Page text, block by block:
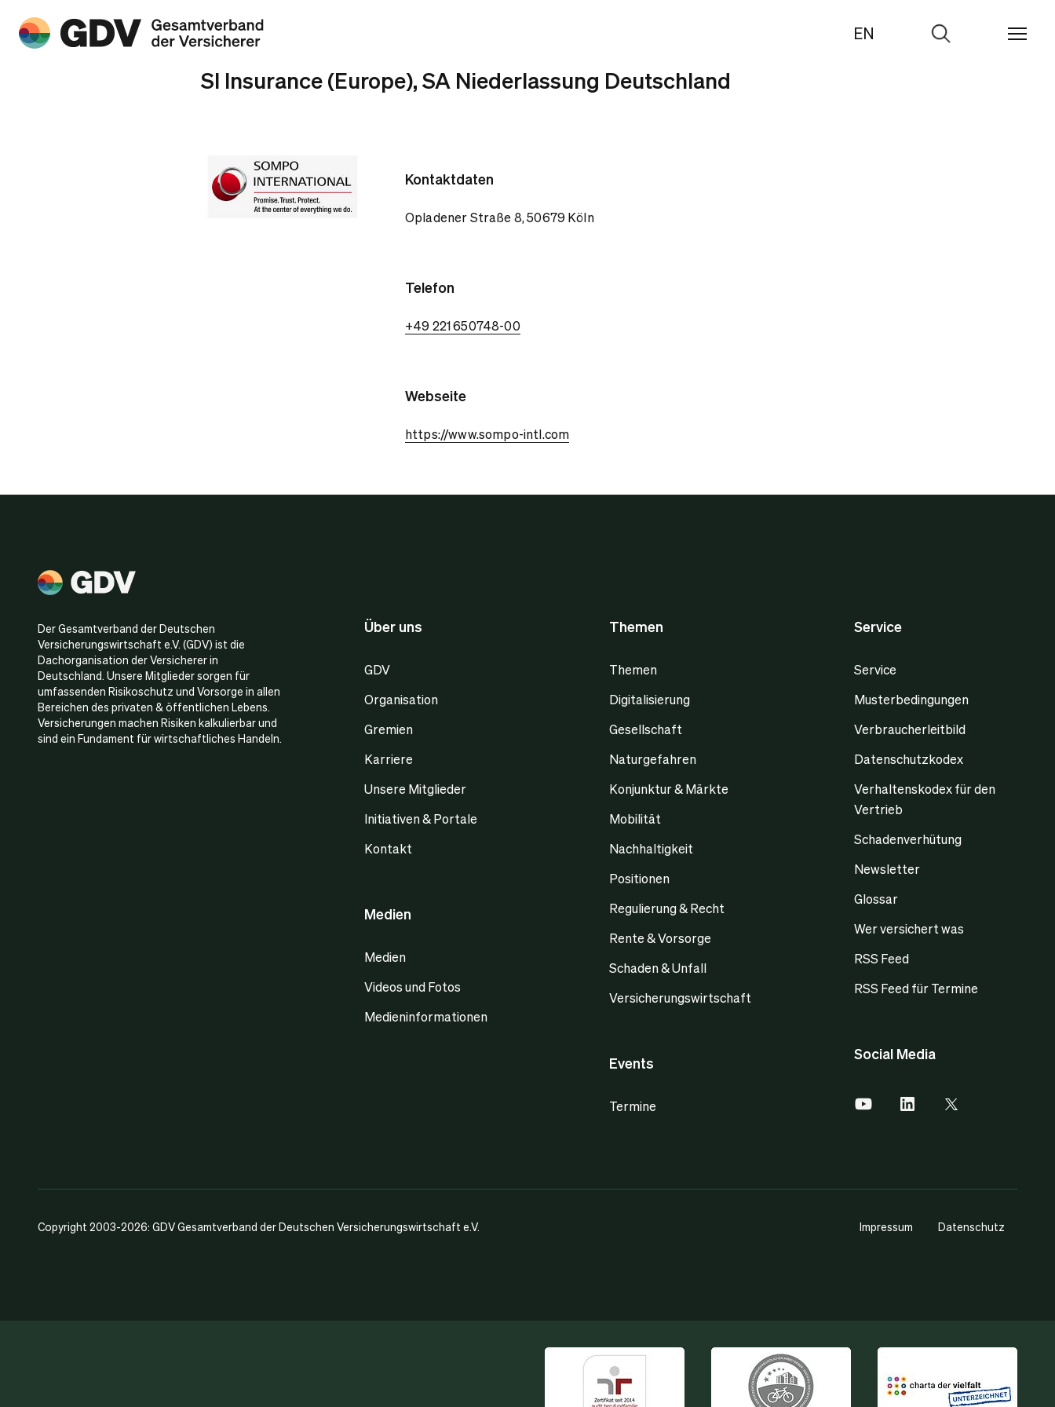
EN
Zur
SI Insurance (Europe), SA Niederlassung Deutschland
Kontaktdaten
Opladener Straße 8, 50679 Köln
Telefon
+49 221 650748-00
Webseite
https://www.sompo-intl.com
Der Gesamtverband der Deutschen
Versicherungswirtschaft e.V. (GDV) ist die
Dachorganisation der Versicherer in
Deutschland. Unsere Mitglieder sorgen für
umfassenden Risikoschutz und Vorsorge in allen
Bereichen des privaten & öffentlichen Lebens.
Versicherungen machen Risiken kalkulierbar und
sind ein Fundament für wirtschaftliches Handeln.
Über uns
GDV
Organisation
Gremien
Karriere
Unsere Mitglieder
Initiativen & Portale
Kontakt
Medien
Medien
Videos und Fotos
Medieninformationen
Themen
Themen
Digitalisierung
Gesellschaft
Naturgefahren
Konjunktur & Märkte
Mobilität
Nachhaltigkeit
Positionen
Regulierung & Recht
Rente & Vorsorge
Schaden & Unfall
Versicherungswirtschaft
Events
Termine
Service
Service
Musterbedingungen
Verbraucherleitbild
Datenschutzkodex
Verhaltenskodex für den
Vertrieb
Schadenverhütung
Newsletter
Glossar
Wer versichert was
RSS Feed
RSS Feed für Termine
Social Media
Copyright 2003-2026: GDV Gesamtverband der Deutschen Versicherungswirtschaft e.V. Impressum Datenschutz